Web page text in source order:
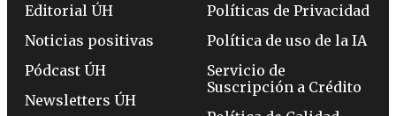
Editorial ÚH
Noticias positivas
Pódcast ÚH
Newsletters ÚH
Políticas de Privacidad
Política de uso de la IA
Servicio de
Suscripción a Crédito